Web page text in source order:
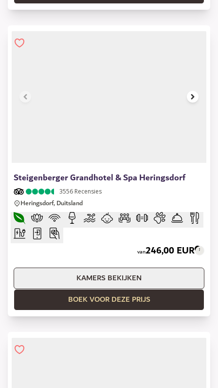
Steigenberger Grandhotel & Spa Heringsdorf
3556 Recensies
Heringsdorf, Duitsland
van246,00 EUR
KAMERS BEKIJKEN
BOEK VOOR DEZE PRIJS